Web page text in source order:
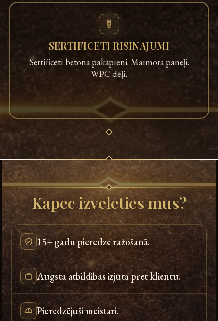
SERTIFICĒTI RISINĀJUMI
Sertificēti betona pakāpieni. Marmora paneļi.
WPC dēļi.
Kāpēc izvēlēties mūs?
15+ gadu pieredze ražošanā.
Augsta atbildības izjūta pret klientu.
Pieredzējuši meistari.